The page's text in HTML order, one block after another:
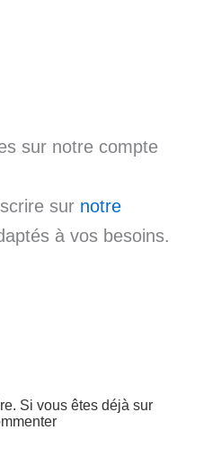
sur notre compte
sur notre
à vos besoins.
Si vous êtes déjà sur